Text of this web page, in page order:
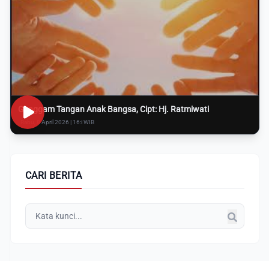
Genggam Tangan Anak Bangsa, Cipt: Hj. Ratmiwati
Rabu, 8 April 2026 | 16:i WIB
CARI BERITA